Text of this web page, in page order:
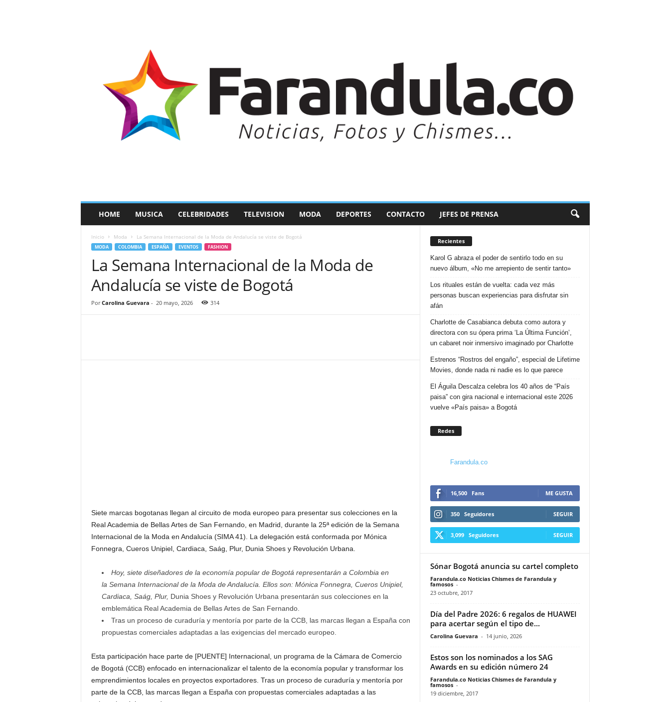
a
HOME MUSICA CELEBRIDADES TELEVISION MODA DEPORTES CONTACTO JEFES DE PRENSA
Inicio Moda La Semana Internacional de la Moda de Andalucía se viste de Bogotá
MODA COLOMBIA ESPAÑA EVENTOS FASHION
La Semana Internacional de la Moda de
Andalucía se viste de Bogotá
Por Carolina Guevara - 20 mayo, 2026 314
Siete marcas bogotanas llegan al circuito de moda europeo para presentar sus colecciones en la
Real Academia de Bellas Artes de San Fernando, en Madrid, durante la 25ª edición de la Semana
Internacional de la Moda en Andalucía (SIMA 41). La delegación está conformada por Mónica
Fonnegra, Cueros Unipiel, Cardiaca, Saág, Plur, Dunia Shoes y Revolución Urbana.
Hoy, siete diseñadores de la economía popular de Bogotá representarán a Colombia en
la Semana Internacional de la Moda de Andalucía. Ellos son: Mónica Fonnegra, Cueros Unipiel,
Cardiaca, Saág, Plur, Dunia Shoes y Revolución Urbana presentarán sus colecciones en la
emblemática Real Academia de Bellas Artes de San Fernando.
Tras un proceso de curaduría y mentoría por parte de la CCB, las marcas llegan a España con
propuestas comerciales adaptadas a las exigencias del mercado europeo.
Esta participación hace parte de [PUENTE] Internacional, un programa de la Cámara de Comercio
de Bogotá (CCB) enfocado en internacionalizar el talento de la economía popular y transformar los
emprendimientos locales en proyectos exportadores. Tras un proceso de curaduría y mentoría por
parte de la CCB, las marcas llegan a España con propuestas comerciales adaptadas a las
Recientes
Karol G abraza el poder de sentirlo todo en su
nuevo álbum, «No me arrepiento de sentir tanto»
Los rituales están de vuelta: cada vez más
personas buscan experiencias para disfrutar sin
afán
Charlotte de Casabianca debuta como autora y
directora con su ópera prima ‘La Última Función’,
un cabaret noir inmersivo imaginado por Charlotte
Estrenos “Rostros del engaño”, especial de Lifetime
Movies, donde nada ni nadie es lo que parece
El Águila Descalza celebra los 40 años de “País
paisa” con gira nacional e internacional este 2026
vuelve «País paisa» a Bogotá
Redes
Farandula.co
16,500 Fans ME GUSTA
350 Seguidores SEGUIR
3,099 Seguidores SEGUIR
Sónar Bogotá anuncia su cartel completo
Farandula.co Noticias Chismes de Farandula y
famosos -
23 octubre, 2017
Día del Padre 2026: 6 regalos de HUAWEI
para acertar según el tipo de...
Carolina Guevara - 14 junio, 2026
Estos son los nominados a los SAG
Awards en su edición número 24
Farandula.co Noticias Chismes de Farandula y
famosos -
19 diciembre, 2017